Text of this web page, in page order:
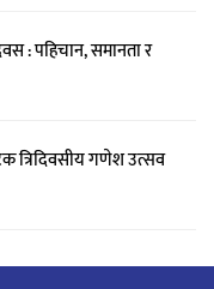
: पहिचान, समानता र
त्रिदिवसीय गणेश उत्सव